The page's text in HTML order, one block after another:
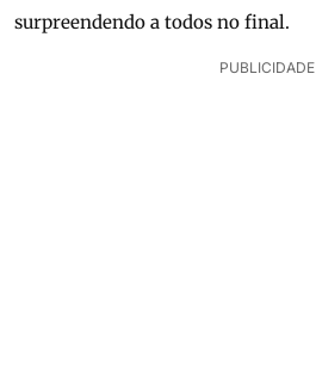
surpreendendo a todos no final.
PUBLICIDADE